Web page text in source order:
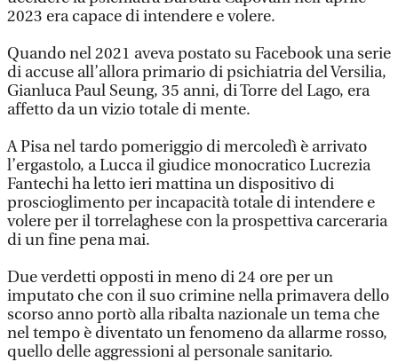
2023 era capace di intendere e volere.
Quando nel 2021 aveva postato su Facebook una serie
di accuse all’allora primario di psichiatria del Versilia,
Gianluca Paul Seung, 35 anni, di Torre del Lago, era
affetto da un vizio totale di mente.
A Pisa nel tardo pomeriggio di mercoledì è arrivato
l’ergastolo, a Lucca il giudice monocratico Lucrezia
Fantechi ha letto ieri mattina un dispositivo di
proscioglimento per incapacità totale di intendere e
volere per il torrelaghese con la prospettiva carceraria
di un fine pena mai.
Due verdetti opposti in meno di 24 ore per un
imputato che con il suo crimine nella primavera dello
scorso anno portò alla ribalta nazionale un tema che
nel tempo è diventato un fenomeno da allarme rosso,
quello delle aggressioni al personale sanitario.